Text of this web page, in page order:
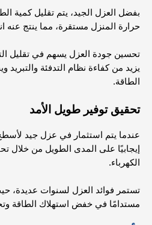
بفضل العزل الجيد، يتم تقليل كمية
حرارة المنزل مستقرة، مما ينتج عنه
تحسين جودة العزل يسهم في تقليل
يزيد من كفاءة نظام التدفئة
الطاقة.
تحقيق توفير طويل الأمد
عندما يتم استثمار في عزل جيد لأسطح
إيجابيًا على المدى الطويل من خلال
الكهرباء.
تستمر فوائد العزل لسنوات عديدة، حيث
مستدامًا في خفض استهلاك الطاقة